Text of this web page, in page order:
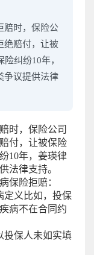
赔时，保险公
绝赔付，让被
纠纷10年，
争议提供法律
时，保险公司
付，让被保险
10年，姜瑛律
法律支持。
保险拒赔：
定义比如，投保
病不在合同约
投保人未如实填